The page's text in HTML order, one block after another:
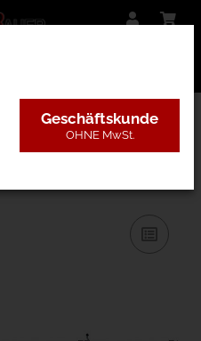
Geschäftskunde
OHNE MwSt.